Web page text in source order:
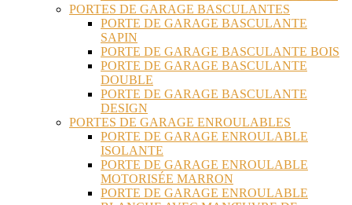
PORTES DE GARAGE BASCULANTES
PORTE DE GARAGE BASCULANTE
SAPIN
PORTE DE GARAGE BASCULANTE BOIS
PORTE DE GARAGE BASCULANTE
DOUBLE
PORTE DE GARAGE BASCULANTE
DESIGN
PORTES DE GARAGE ENROULABLES
PORTE DE GARAGE ENROULABLE
ISOLANTE
PORTE DE GARAGE ENROULABLE
MOTORISÉE MARRON
PORTE DE GARAGE ENROULABLE